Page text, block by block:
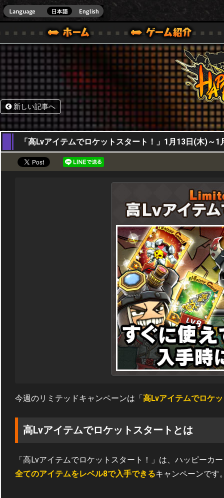
ONE VER.]
ガイド
ル｜HAPPY WARS(ハッピーウォーズ)公式サイト [ XBOX 360,XBOX ONE VER.]
サポート | HAPPY WARS(ハッピーウォーズ)公式サイ
新しい記事へ
13,02,2025
「高Lvアイテムでロケットスタート！」1月13日(木)～1
今週のリミテッドキャンペーンは「高Lvアイテムでロケ
高Lvアイテムでロケットスタートとは
「高Lvアイテムでロケットスタート！」は、ハッピーカ
全てのアイテムをレベル8で入手できるキャンペーンです